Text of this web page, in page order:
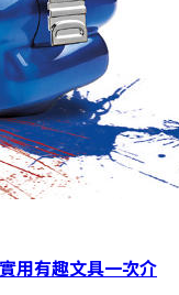
用有趣文具一次介